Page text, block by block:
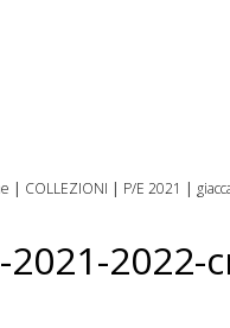
| COLLEZIONI | P/E 2021 |
2021-2022-